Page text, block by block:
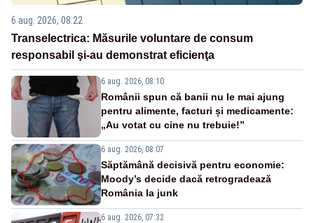
6 aug. 2026, 08:22
Transelectrica: Măsurile voluntare de consum
responsabil şi-au demonstrat eficienţa
6 aug. 2026, 08:10
Românii spun că banii nu le mai ajung
pentru alimente, facturi și medicamente:
„Au votat cu cine nu trebuie!”
6 aug. 2026, 08:07
Săptămână decisivă pentru economie:
Moody’s decide dacă retrogradează
România la junk
6 aug. 2026, 07:32